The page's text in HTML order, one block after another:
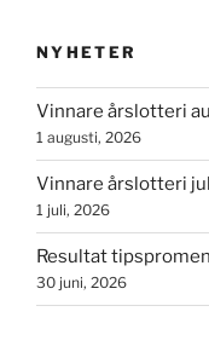
NYHETER
Vinnare årslotteri
1 augusti, 2026
Vinnare årslotteri
1 juli, 2026
Resultat
30 juni, 2026